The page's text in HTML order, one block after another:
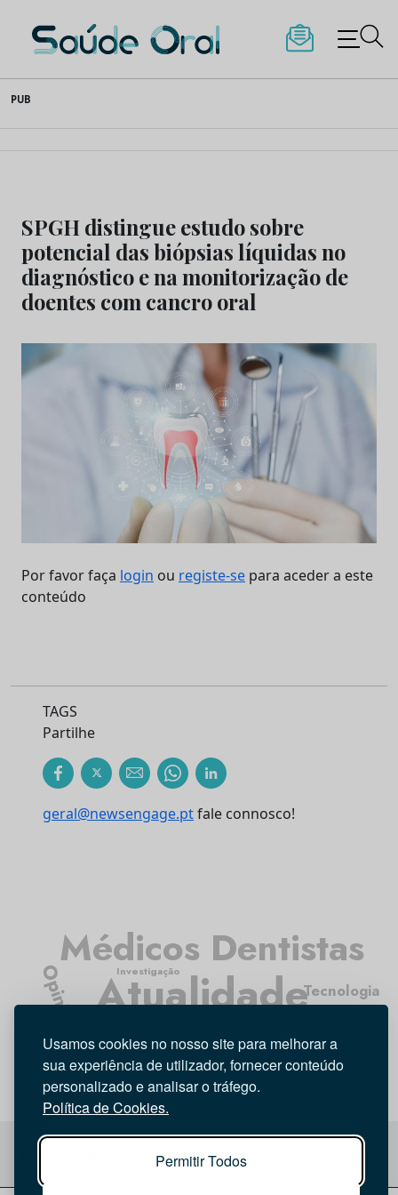
Usamos cookies no nosso site para melhorar a
sua experiência de utilizador, fornecer conteúdo
personalizado e analisar o tráfego.
Política de Cookies.
Permitir Todos
to
content
Saúde Oral
PUB
SPGH distingue estudo sobre
potencial das biópsias líquidas no
diagnóstico e na monitorização de
doentes com cancro oral
Por favor faça login ou registe-se para aceder a este
conteúdo
TAGS
Partilhe
geral@newsengage.ptfale connosco!
Atualidade
Médicos Dentistas
Higiene Oral
Entrevista
Opinião Tecnologia
Investigação